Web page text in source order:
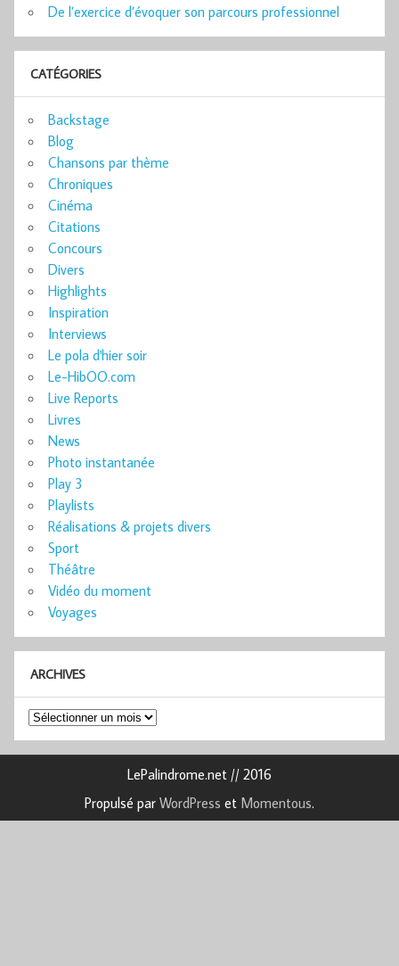
De l’exercice d’évoquer son parcours professionnel
CATÉGORIES
Backstage
Blog
Chansons par thème
Chroniques
Cinéma
Citations
Concours
Divers
Highlights
Inspiration
Interviews
Le pola d'hier soir
Le-HibOO.com
Live Reports
Livres
News
Photo instantanée
Play 3
Playlists
Réalisations & projets divers
Sport
Théâtre
Vidéo du moment
Voyages
ARCHIVES
Archives
LePalindrome.net // 2016
Propulsé par WordPress et Momentous.